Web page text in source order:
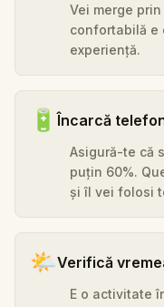
Vei merge
confortabilă e
experiență.
🔋Încarcă
Asigură-te că
puțin 60%.
și îl vei folosi
🌤️Verifică
E o activitate